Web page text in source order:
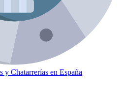
y Chatarrerías en España